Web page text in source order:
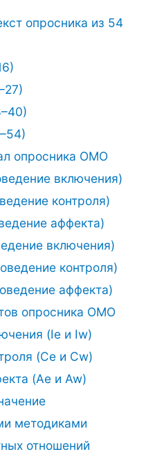
опросника из 54
опросника ОМО
включения)
контроля)
аффекта)
включения)
контроля)
аффекта)
опросника ОМО
(Ie и Iw)
(Ce и Cw)
(Ae и Aw)
методиками
отношений